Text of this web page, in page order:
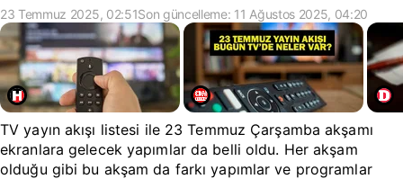
23 Temmuz 2025, 02:51Son güncelleme: 11 Ağustos 2025, 04:20
TV yayın akışı listesi ile 23 Temmuz Çarşamba akşamı
ekranlara gelecek yapımlar da belli oldu. Her akşam
olduğu gibi bu akşam da farkı yapımlar ve programlar